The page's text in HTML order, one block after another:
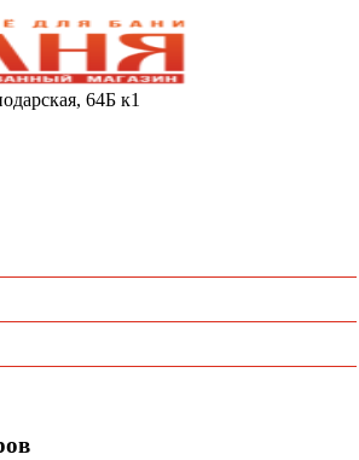
64Б к1